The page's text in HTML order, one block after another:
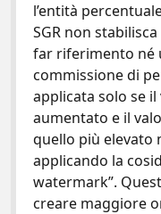
l’entità
SGR non
far riferimento né
commissione di
applicata solo se
aumentato e il
quello più elevato
applicando la
watermark”.
creare maggiore